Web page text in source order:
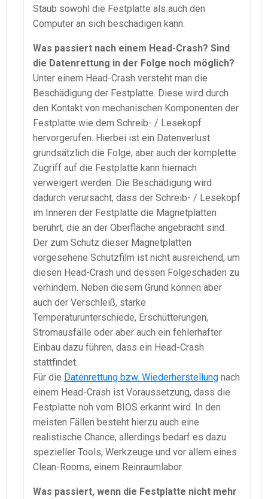
Staub sowohl die Festplatte als auch den
Computer an sich beschädigen kann.
Was passiert nach einem Head-Crash? Sind
die Datenrettung in der Folge noch möglich?
Unter einem Head-Crash versteht man die
Beschädigung der Festplatte. Diese wird durch
den Kontakt von mechanischen Komponenten der
Festplatte wie dem Schreib- / Lesekopf
hervorgerufen. Hierbei ist ein Datenverlust
grundsätzlich die Folge, aber auch der komplette
Zugriff auf die Festplatte kann hiernach
verweigert werden. Die Beschädigung wird
dadurch verursacht, dass der Schreib- / Lesekopf
im Inneren der Festplatte die Magnetplatten
berührt, die an der Oberfläche angebracht sind.
Der zum Schutz dieser Magnetplatten
vorgesehene Schutzfilm ist nicht ausreichend, um
diesen Head-Crash und dessen Folgeschäden zu
verhindern. Neben diesem Grund können aber
auch der Verschleiß, starke
Temperaturunterschiede, Erschütterungen,
Stromausfälle oder aber auch ein fehlerhafter
Einbau dazu führen, dass ein Head-Crash
stattfindet.
Für die Datenrettung bzw. Wiederherstellung nach
einem Head-Crash ist Voraussetzung, dass die
Festplatte noh vom BIOS erkannt wird. In den
meisten Fällen besteht hierzu auch eine
realistische Chance, allerdings bedarf es dazu
spezieller Tools, Werkzeuge und vor allem eines
Clean-Rooms, einem Reinraumlabor.
Was passiert, wenn die Festplatte nicht mehr